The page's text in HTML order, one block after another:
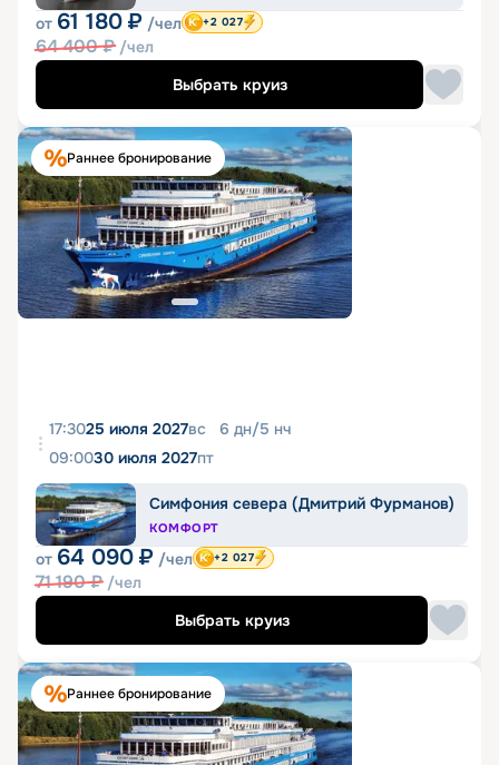
от 61 180 ₽ /чел
64 400₽ /чел
+2 027
Выбрать круиз
Раннее бронирование
17:3025 июля 2027вс 6 дн/5 нч
09:0030 июля 2027пт
Симфония севера (Дмитрий Фурманов)
КОМФОРТ
от 64 090 ₽ /чел
71 190₽ /чел
+2 027
Выбрать круиз
Раннее бронирование